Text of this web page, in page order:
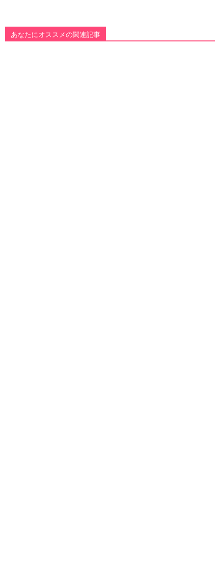
あなたにオススメの関連記事